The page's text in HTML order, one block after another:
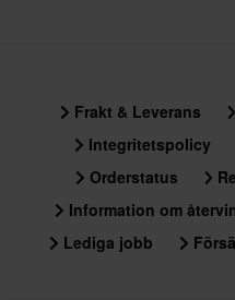
Frakt & Leverans
Integritetspolicy
Orderstatus
Information om
Lediga jobb